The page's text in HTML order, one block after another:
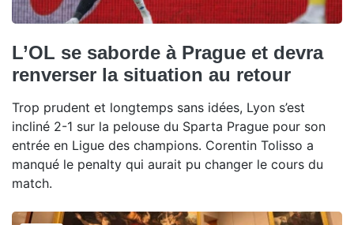
L’OL se saborde à Prague et devra
renverser la situation au retour
Trop prudent et longtemps sans idées, Lyon s’est
incliné 2-1 sur la pelouse du Sparta Prague pour son
entrée en Ligue des champions. Corentin Tolisso a
manqué le penalty qui aurait pu changer le cours du
match.